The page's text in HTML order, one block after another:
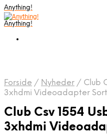
Anything!
Anything!
Forside / Nyheder / Club
3xhdmi Videoadapter Sort
Club Csv 1554
3xhdmi